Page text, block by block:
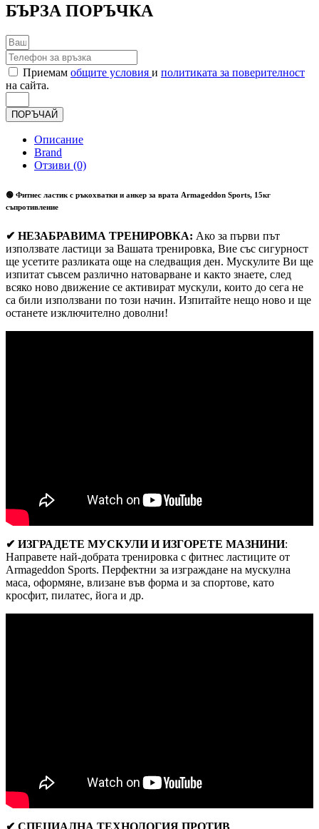
БЪРЗА ПОРЪЧКА
Приемам общите условия и политиката за поверителност
на сайта.
ПОРЪЧАЙ
Описание
Brand
Отзиви (0)
🟢 Фитнес ластик с ръкохватки и анкер за врата Armageddon Sports, 15кг
съпротивление
✔ НЕЗАБРАВИМА ТРЕНИРОВКА: Ако за първи път
използвате ластици за Вашата тренировка, Вие със сигурност
ще усетите разликата още на следващия ден. Мускулите Ви ще
изпитат съвсем различно натоварване и както знаете, след
всяко ново движение се активират мускули, които до сега не
са били използвани по този начин. Изпитайте нещо ново и ще
останете изключително доволни!
✔ ИЗГРАДЕТЕ МУСКУЛИ И ИЗГОРЕТЕ МАЗНИНИ:
Направете най-добрата тренировка с фитнес ластиците от
Armageddon Sports. Перфектни за изграждане на мускулна
маса, оформяне, влизане във форма и за спортове, като
кросфит, пилатес, йога и др.
✔ СПЕЦИАЛНА ТЕХНОЛОГИЯ ПРОТИВ